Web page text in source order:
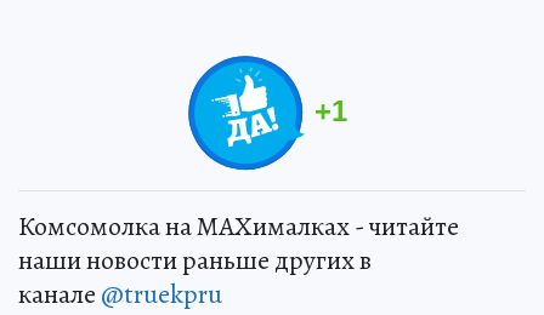
+1
Комсомолка на MAXималках - читайте
наши новости раньше других в
канале @truekpru